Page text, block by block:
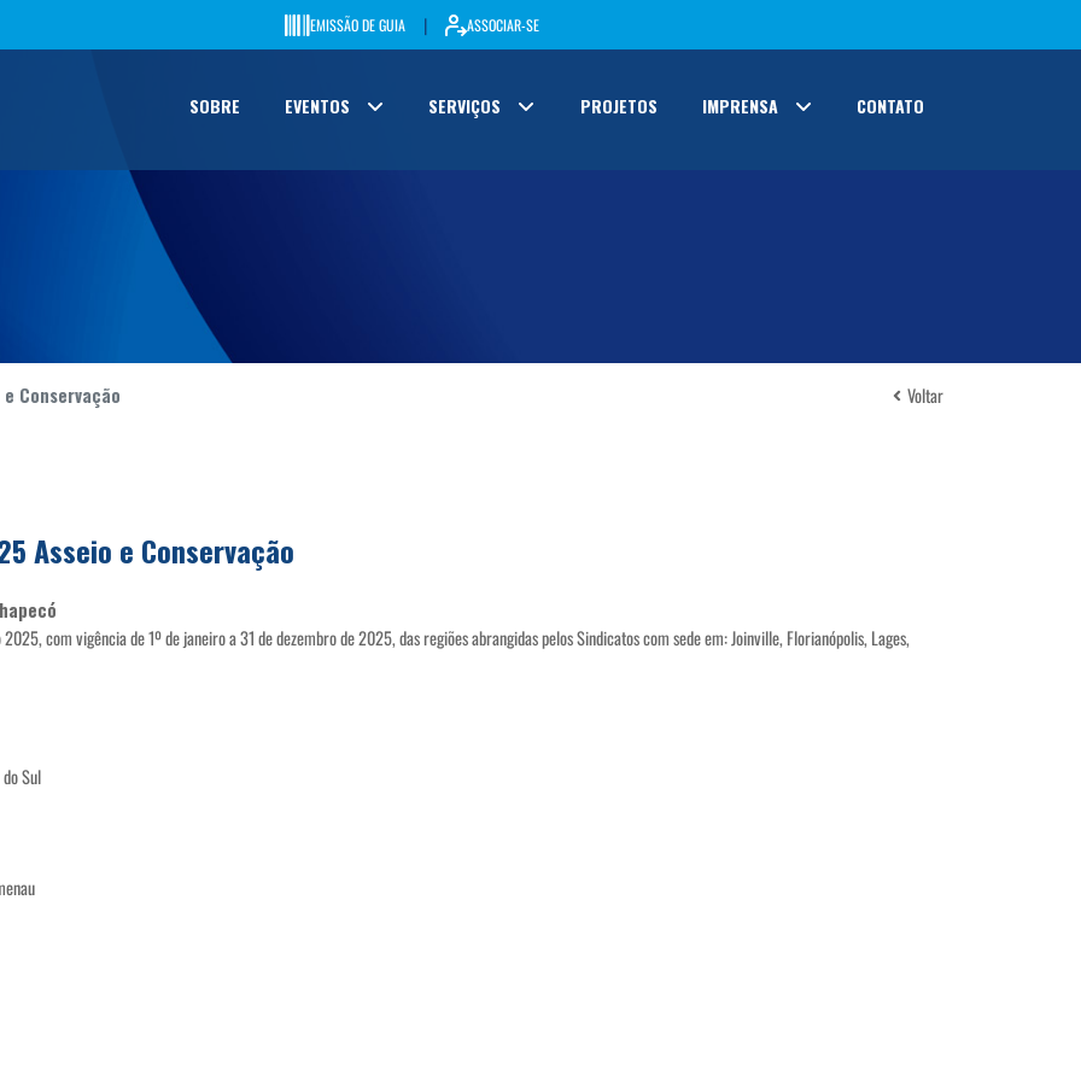
EMISSÃO DE GUIA | ASSOCIAR-SE
SOBRE EVENTOS SERVIÇOS PROJETOS IMPRENSA CONTATO
Conservação Voltar
Asseio e Conservação
com vigência de 1º de janeiro a 31 de dezembro de 2025, das regiões abrangidas pelos Sindicatos com sede em: Joinville, Florianópolis, Lages,
Sul